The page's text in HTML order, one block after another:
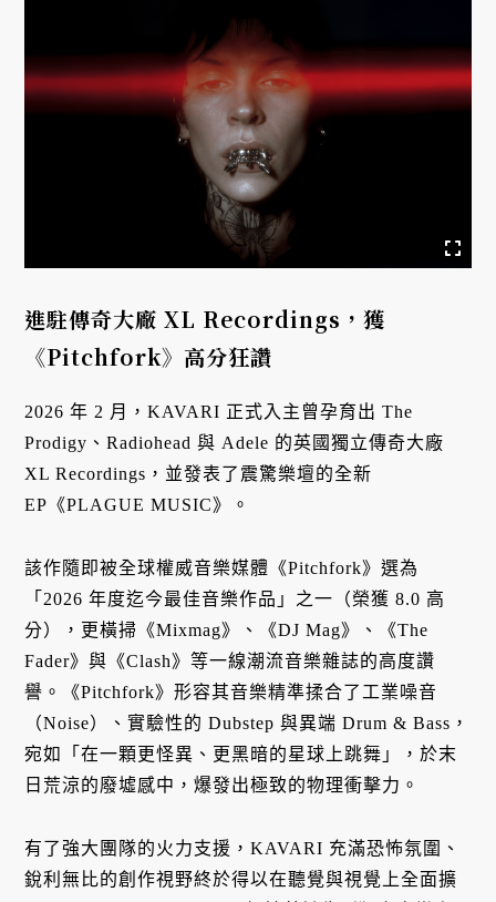
進駐傳奇大廠 XL Recordings，獲
《Pitchfork》高分狂讚
2026 年 2 月，KAVARI 正式入主曾孕育出 The
Prodigy、Radiohead 與 Adele 的英國獨立傳奇大廠
XL Recordings，並發表了震驚樂壇的全新
EP《PLAGUE MUSIC》。
該作隨即被全球權威音樂媒體《Pitchfork》選為
「2026 年度迄今最佳音樂作品」之一（榮獲 8.0 高
分），更橫掃《Mixmag》、《DJ Mag》、《The
Fader》與《Clash》等一線潮流音樂雜誌的高度讚
譽。《Pitchfork》形容其音樂精準揉合了工業噪音
（Noise）、實驗性的 Dubstep 與異端 Drum & Bass，
宛如「在一顆更怪異、更黑暗的星球上跳舞」，於末
日荒涼的廢墟感中，爆發出極致的物理衝擊力。
有了強大團隊的火力支援，KAVARI 充滿恐怖氛圍、
銳利無比的創作視野終於得以在聽覺與視覺上全面擴